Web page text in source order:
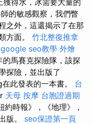
獲得水，冰需要大量的
的敏感觀察，我們瞥
之外，這還揭示了在那
方面。 竹北整復推拿
google seo教學 外燴
的馬賽克探險隊，該探
探險，並出版了
此發表的一本書。 台
天母 按摩 台胞證過期
時報》，《地理》，
版。 seo保證第一頁